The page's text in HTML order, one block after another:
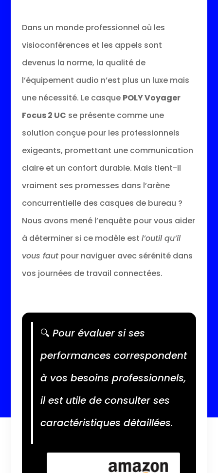
Dans un monde professionnel où les
visioconférences et les appels sont
devenus la norme, la qualité de
l’équipement audio n’est plus un luxe mais
une nécessité. Le casque POLY Voyager
Focus 2 UC se présente comme une
solution conçue pour les professionnels
exigeants, promettant une communication
claire et un confort durable. Mais tient-il
vraiment ses promesses dans l’arène
concurrentielle des casques de bureau ?
Nous avons mené l’enquête pour vous aider
à déterminer si ce modèle est l’outil qu’il
vous fautpour naviguer avec sérénité dans
vos journées de travail connectées.
🔍 Pour évaluer si ses
performances correspondent
à vos besoins professionnels,
il est utile de consulter ses
caractéristiques détaillées.